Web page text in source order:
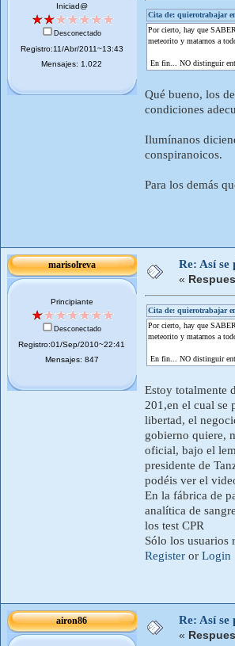
Iniciad@
Desconectado
Registro:11/Abr/2011~13:43
Mensajes: 1.022
Cita de: quierotrabajar
Por cierto, hay que
meteorito y matarnos a
En fin... NO distinguir
Qué bueno, los
condiciones
Ilumínanos
conspiranoicos.
Para los demás
marisolreva
Principiante
Desconectado
Registro:01/Sep/2010~22:41
Mensajes: 847
Re: Así se
«
Cita de: quierotrabajar
Por cierto, hay que
meteorito y matarnos a
En fin... NO distinguir
Estoy totalmente
201,en el cual se
libertad, el
gobierno quiere,
oficial, bajo el
presidente de
podéis ver el
En la fábrica de
analítica de
los test CPR
Sólo los usuarios
Register or Login
airon86 Re: Así se
«